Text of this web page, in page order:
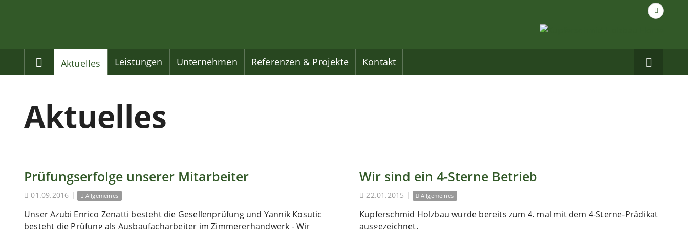
Suche
nach...
Home
Aktuelles Leistungen Unternehmen Referenzen & Projekte Kontakt
auf
Aktuelles
Prüfungserfolge unserer Mitarbeiter
01.09.2016 | Allgemeines
Unser Azubi Enrico Zenatti besteht die Gesellenprüfung und Yannik Kosutic
besteht die Prüfung als Ausbaufacharbeiter im Zimmererhandwerk - Wir
Wir sind ein 4-Sterne Betrieb
22.01.2015 | Allgemeines
Kupferschmid Holzbau wurde bereits zum 4. mal mit dem 4-Sterne-Prädikat
ausgezeichnet.